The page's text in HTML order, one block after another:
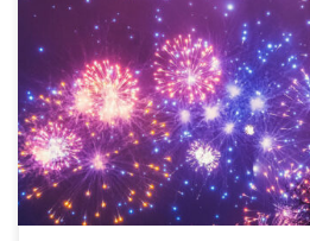
Wir starten das Jahr 2026 mit neuen
bereits der Grundschul-Tanzkurs, der
Ergänzend freuen wir uns, ab 20.
Vorschul-Tanzen anbieten zu können!
Turnhalle im Obertal statt (Oberer
Kindergarten St. Elisabeth). Mehr […]